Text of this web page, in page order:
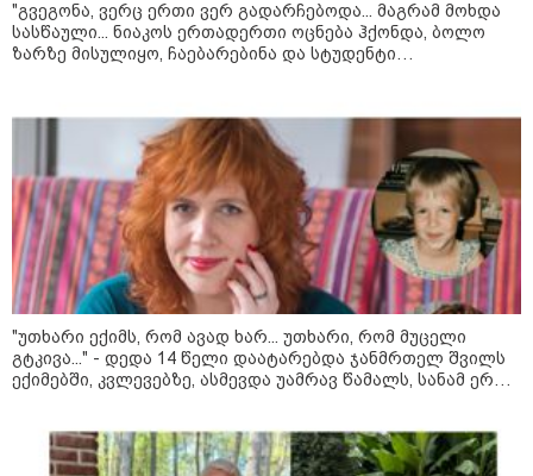
11:17 / 08-08-2026
ქართველთან - ალინა კაბაევას
საიდუმლო ცხოვრება: როგორ
გამოიყურებოდა ის პლასტიკურ
ოპერაციებამდე
14:20 / 08-08-2026
"ქალაქი დავთმე, მაგრამ
ქალურობა - არა. ვერ იჯერებენ
ფერმერი თუ ვარ" - როგორ
ცხოვრობს ახალგაზრდა ქალი,
რომელიც ქალაქიდან სოფლად
09:36 / 08-08-2026
"გვეგონა, ვერც ერთი ვერ გადარჩებოდა... მაგრამ მოხდა
სასწაული... ნიაკოს ერთადერთი ოცნება ჰქონდა, ბოლო
ზარზე მისულიყო, ჩაებარებინა და სტუდენტი
"უთხარი ექიმს, რომ ავად ხარ... უთხარი, რომ მუცელი
გტკივა..." - დედა 14 წელი დაატარებდა ჯანმრთელ შვილს
ექიმებში, კვლევებზე, ასმევდა უამრავ წამალს, სანამ ერთ